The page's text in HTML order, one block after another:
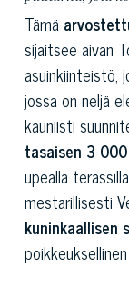
Tämä
sijaitsee aivan
asuinkiinteistö,
jossa on neljä
kauniisti
tasaisen 3
upealla
mestarillisesti
kuninkaallisen
yksityisyys